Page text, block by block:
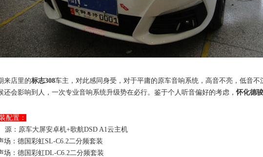
来店里的标志308车主，对此感同身受，对于平庸的原车音响系统，高音不亮，低音不
还会影响到人，一次专业音响系统升级势在必行。鉴于个人听音偏好的考虑，怀化德骏
配置：
：原车大屏安卓机+歌航DSD A1云主机
场：德国彩虹SL-C6.2二分频套装
场：德国彩虹DL-C6.2二分频套装